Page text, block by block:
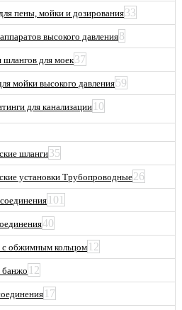
пены, мойки и дозирования33
высокого давления8
шлангов для моек37
мойки высокого давления59
для канализации 10
шланги35
установки Трубопроводные26
101
40
с обжимным кольцом 12
банжо 12
17